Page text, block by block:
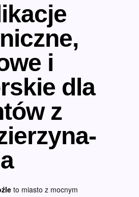
i
dla
z
to miasto z mocnym